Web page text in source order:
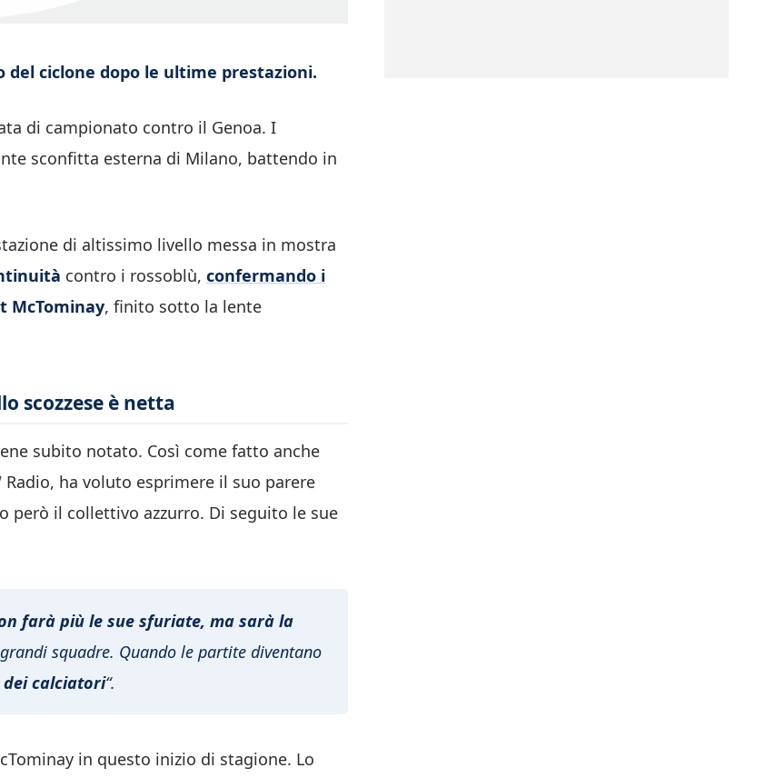
del ciclone dopo le ultime prestazioni.
di campionato contro il Genoa. I
sconfitta esterna di Milano, battendo in
di altissimo livello messa in mostra
contro i rossoblù, confermando i
McTominay, finito sotto la lente
scozzese è netta
subito notato. Così come fatto anche
ha voluto esprimere il suo parere
però il collettivo azzurro. Di seguito le sue
farà più le sue sfuriate, ma sarà la
squadre. Quando le partite diventano
calciatori“.
in questo inizio di stagione. Lo